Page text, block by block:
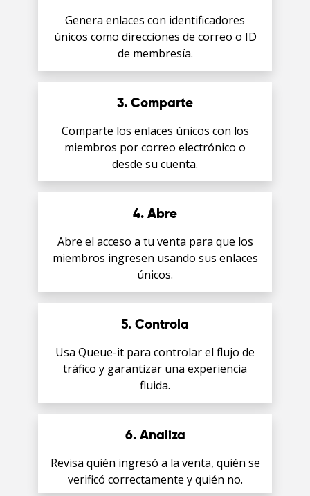
English
Español
Deutsch
한국어
Genera enlaces con identificadores
únicos como direcciones de correo o ID
de membresía.
3. Comparte
Comparte los enlaces únicos con los
miembros por correo electrónico o
desde su cuenta.
4. Abre
Abre el acceso a tu venta para que los
miembros ingresen usando sus enlaces
únicos.
5. Controla
Usa Queue-it para controlar el flujo de
tráfico y garantizar una experiencia
fluida.
6. Analiza
Revisa quién ingresó a la venta, quién se
verificó correctamente y quién no.